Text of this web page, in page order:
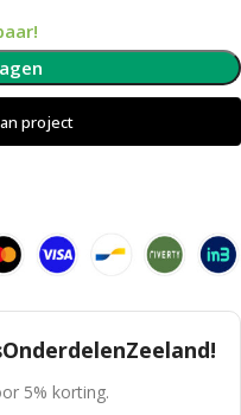
project
5% korting.